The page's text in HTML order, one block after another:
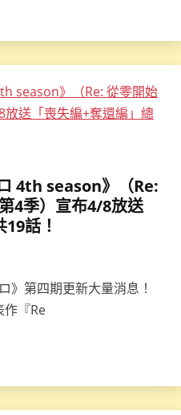
4th season》（Re:
4季）宣布4/8放送
話！
》第四期更新大量消息！
作『Re